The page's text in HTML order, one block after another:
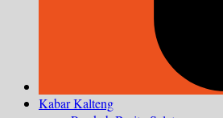
Kabar Kalteng